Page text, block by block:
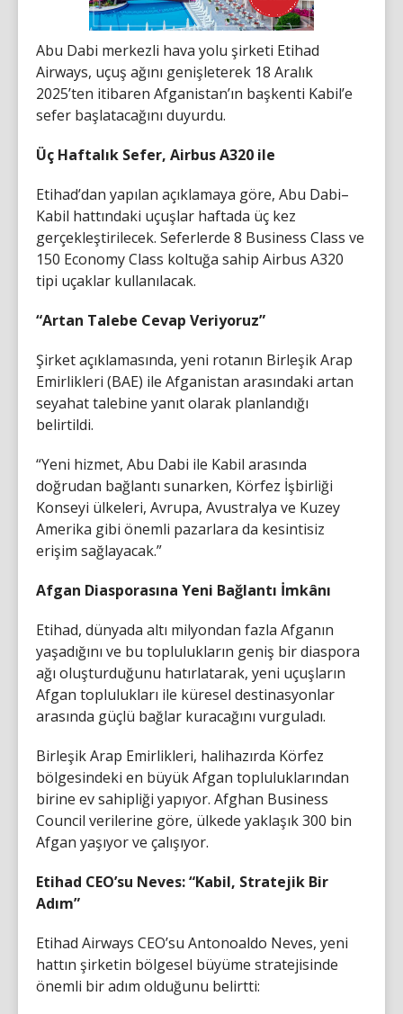
Abu Dabi merkezli hava yolu şirketi Etihad
Airways, uçuş ağını genişleterek 18 Aralık
2025’ten itibaren Afganistan’ın başkenti Kabil’e
sefer başlatacağını duyurdu.
Üç Haftalık Sefer, Airbus A320 ile
Etihad’dan yapılan açıklamaya göre, Abu Dabi–
Kabil hattındaki uçuşlar haftada üç kez
gerçekleştirilecek. Seferlerde 8 Business Class ve
150 Economy Class koltuğa sahip Airbus A320
tipi uçaklar kullanılacak.
“Artan Talebe Cevap Veriyoruz”
Şirket açıklamasında, yeni rotanın Birleşik Arap
Emirlikleri (BAE) ile Afganistan arasındaki artan
seyahat talebine yanıt olarak planlandığı
belirtildi.
“Yeni hizmet, Abu Dabi ile Kabil arasında
doğrudan bağlantı sunarken, Körfez İşbirliği
Konseyi ülkeleri, Avrupa, Avustralya ve Kuzey
Amerika gibi önemli pazarlara da kesintisiz
erişim sağlayacak.”
Afgan Diasporasına Yeni Bağlantı İmkânı
Etihad, dünyada altı milyondan fazla Afganın
yaşadığını ve bu toplulukların geniş bir diaspora
ağı oluşturduğunu hatırlatarak, yeni uçuşların
Afgan toplulukları ile küresel destinasyonlar
arasında güçlü bağlar kuracağını vurguladı.
Birleşik Arap Emirlikleri, halihazırda Körfez
bölgesindeki en büyük Afgan topluluklarından
birine ev sahipliği yapıyor. Afghan Business
Council verilerine göre, ülkede yaklaşık 300 bin
Afgan yaşıyor ve çalışıyor.
Etihad CEO’su Neves: “Kabil, Stratejik Bir
Adım”
Etihad Airways CEO’su Antonoaldo Neves, yeni
hattın şirketin bölgesel büyüme stratejisinde
önemli bir adım olduğunu belirtti: